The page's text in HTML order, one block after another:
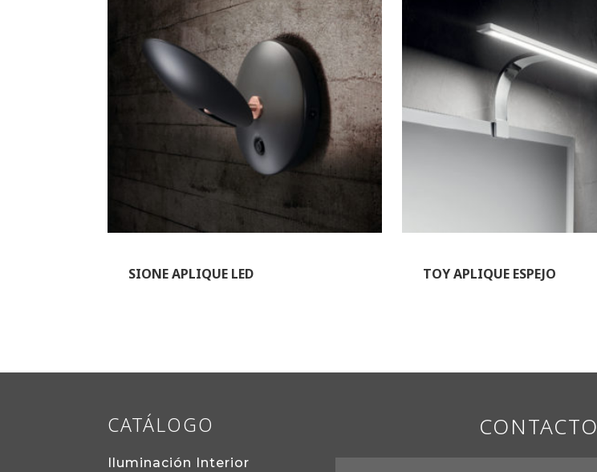
SIONE APLIQUE LED TOY APLIQUE ESPEJO
CATÁLOGO
Iluminación Interior
CONTACTO